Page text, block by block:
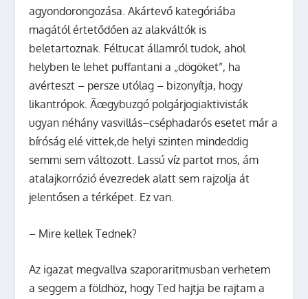
agyondorongozása. Akártevő kategóriába
magától értetődően az alakváltók is
beletartoznak. Féltucat államról tudok, ahol
helyben le lehet puffantani a „dögöket”, ha
avérteszt – persze utólag – bizonyítja, hogy
likantrópok. Ãœgybuzgó polgárjogiaktivisták
ugyan néhány vasvillás–cséphadarós esetet már a
bíróság elé vittek,de helyi szinten mindeddig
semmi sem változott. Lassú víz partot mos, ám
atalajkorrózió évezredek alatt sem rajzolja át
jelentősen a térképet. Ez van.
– Mire kellek Tednek?
Az igazat megvallva szaporaritmusban verhetem
a seggem a földhöz, hogy Ted hajtja be rajtam a